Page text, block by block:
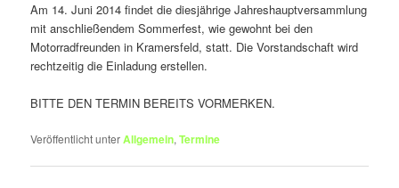
Am 14. Juni 2014 findet die diesjährige Jahreshauptversammlung
mit anschließendem Sommerfest, wie gewohnt bei den
Motorradfreunden in Kramersfeld, statt. Die Vorstandschaft wird
rechtzeitig die Einladung erstellen.
BITTE DEN TERMIN BEREITS VORMERKEN.
Veröffentlicht unterAllgemein,Termine